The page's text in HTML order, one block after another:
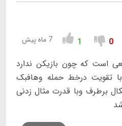
0
1 7 ماه پیش
است که چون بازیکن ندارد
تقویت درخط حمله وهافبک
برطرف وبا قدرت مثال زدنی